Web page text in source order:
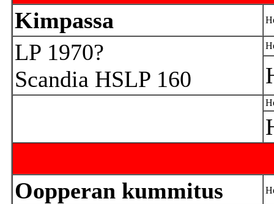
Kimpassa
LP 1970?
Scandia HSLP 160
Oopperan kummitus